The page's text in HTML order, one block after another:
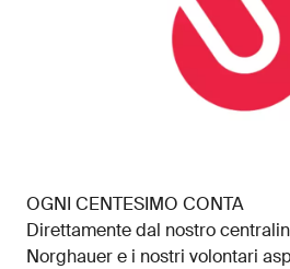
OGNI CENTESIMO CONTA
Direttamente dal nostro
Norghauer e i nostri volontari